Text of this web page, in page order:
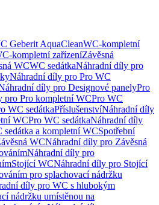
Geberit AquaCleanWC-kompletní
kompletní zařízeníZávěsná
WCWC sedátkaNáhradní díly pro
Náhradní díly pro Pro WC
díly pro Designové panelyPro
pro Pro kompletní WCPro WC
WC sedátkaPříslušenstvíNáhradní díly
WCPro WC sedátkaNáhradní díly
sedátka a kompletní WCSpotřební
WCNáhradní díly pro Závěsná
Náhradní díly pro
Stojící WCNáhradní díly pro Stojící
pro splachovací nádržku
díly pro WC s hlubokým
nádržku umístěnou na